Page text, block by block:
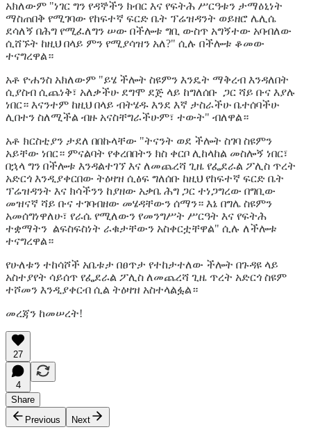
አክለውም "ነገር ግን የዳኞችን ክብር እና የፍትሕ ሥርዓቱን ታማዕኒነት
ማስጠበቅ የሚገባው የከፍተኛ ፍርድ ቤት ፕሬዝዳንት ወይዘሮ ሌሊሴ
ደሳለኝ በሕግ የሚፈለግን ሠው በችሎቱ ግቢ ውስጥ አግኝተው አባብለው
ሲሸኙት ከዚህ በላይ ምን የሚያሳዝን አለ?" ሲሉ በችሎቱ ቆመው
ተናግረዋል።
አቶ ዮሐንስ አክለውም "ይሄ ችሎት ስዩምን እንዴት ማቅረብ እንዳለበት
ሲያስብ ሲጨነቅ፣ አለቃችሁ ደግሞ ደጅ ላይ ከግለሰቡ ጋር ሻይ ቡና እያሉ
ነበር። እናንተም ከዚህ በላይ ብትሄዱ እንደ እኛ ታስራችሁ ቤተሰባችሁ
ሊበተን ስለሚችል ብዙ አናስቸግራችሁም፣ ተውት" ብለዋል።
አቶ ክርስቲያን ታደለ በበኩላቸው "ትናንት ወደ ችሎት ስገባ ስዩምን
አይቸው ነበር። ምናልባት የቀረበበትን ክስ ቀርቦ ሊከላከል መስሎኝ ነበር፣
በኋላ ግን በችሎቱ እንዳልተገኘ እና ለመጨረሻ ጊዜ የፌደራል ፖሊስ ጥረት
አድርጎ እንዲያቀርበው ትዕዛዝ ሲፅፍ ግለሰቡ ከዚህ የከፍተኛ ፍርድ ቤት
ፕሬዝዳንት እና ክሳችንን ከያዘው አቃቤ ሕግ ጋር ተነጋግረው በግቢው
መዝናኛ ሻይ ቡና ተገባብዘው መሄዳቸውን ሰማን። እኔ በግሌ ስዩምን
አመሰግነዋለሁ፣ የራሴ የሚለውን የመንግሥት ሥርዓት እና የፍትሕ
ተቋማትን ልፍስፍስነት ራቁታቸውን አስቀርቷቸዋል" ሲሉ ለችሎቱ
ተናግረዋል።
የሁለቱን ተከሳሾች አቤቱታ በፀጥታ የተከታተለው ችሎት በጉዳዩ ላይ
አስተያየት ሳይሰጥ የፌደራል ፖሊስ ለመጨረሻ ጊዜ ጥረት አድርጎ ስዩም
ተሾመን እንዲያቀርብ ሲል ትዕዛዝ አስተላልፏል።
መረጃን ከመሠረት!
27
4
Share
Previous
Next